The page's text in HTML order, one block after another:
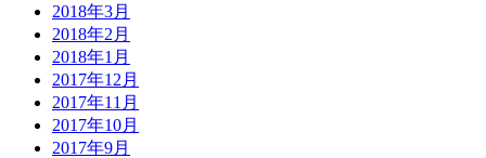
2018年3月
2018年2月
2018年1月
2017年12月
2017年11月
2017年10月
2017年9月